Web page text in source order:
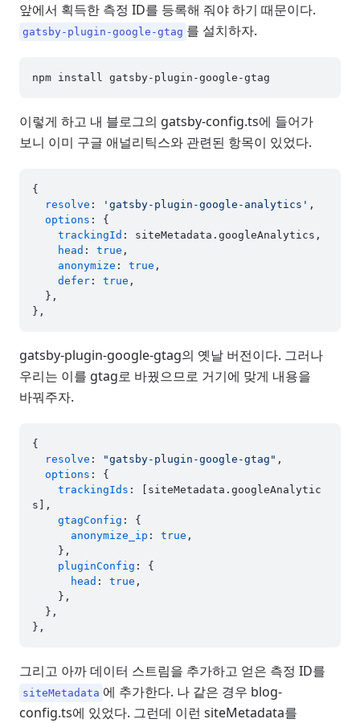
앞에서 획득한 측정 ID를 등록해 줘야 하기 때문이다.
gatsby-plugin-google-gtag 를 설치하자.
이렇게 하고 내 블로그의 gatsby-config.ts에 들어가
보니 이미 구글 애널리틱스와 관련된 항목이 있었다.
{
resolve : 'gatsby-plugin-google-analytics' ,
options : {
trackingId : siteMetadata. googleAnalytics ,
head : true ,
anonymize : true ,
defer : true ,
gatsby-plugin-google-gtag의 옛날 버전이다. 그러나
우리는 이를 gtag로 바꿨으므로 거기에 맞게 내용을
바꿔주자.
{
resolve : "gatsby-plugin-google-gtag" ,
options : {
trackingIds : [siteMetadata. googleAnalytic
s ],
gtagConfig : {
anonymize_ip : true ,
pluginConfig : {
head : true ,
그리고 아까 데이터 스트림을 추가하고 얻은 측정 ID를
siteMetadata 에 추가한다. 나 같은 경우 blog-
config.ts에 있었다. 그런데 이런 siteMetadata를